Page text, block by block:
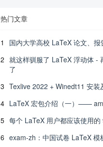
热门文章
1
国内大学高校 LaTeX 论文、
2 就这样驯服了 LaTeX 浮动体 -
了
3 Texlive 2022 + Winedt11 安装
4 LaTeX 宏包介绍（一）——
5 每个 LaTeX 用户都应该使用
6 exam-zh：中国试卷 LaTeX 模